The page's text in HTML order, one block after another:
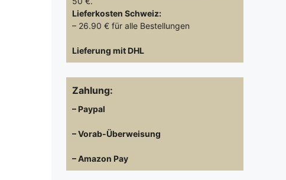
Lieferkosten Schweiz:
– 26.90 € für alle Bestellungen
Lieferung mit DHL
Zahlung:
– Paypal
– Vorab-Überweisung
– Amazon Pay